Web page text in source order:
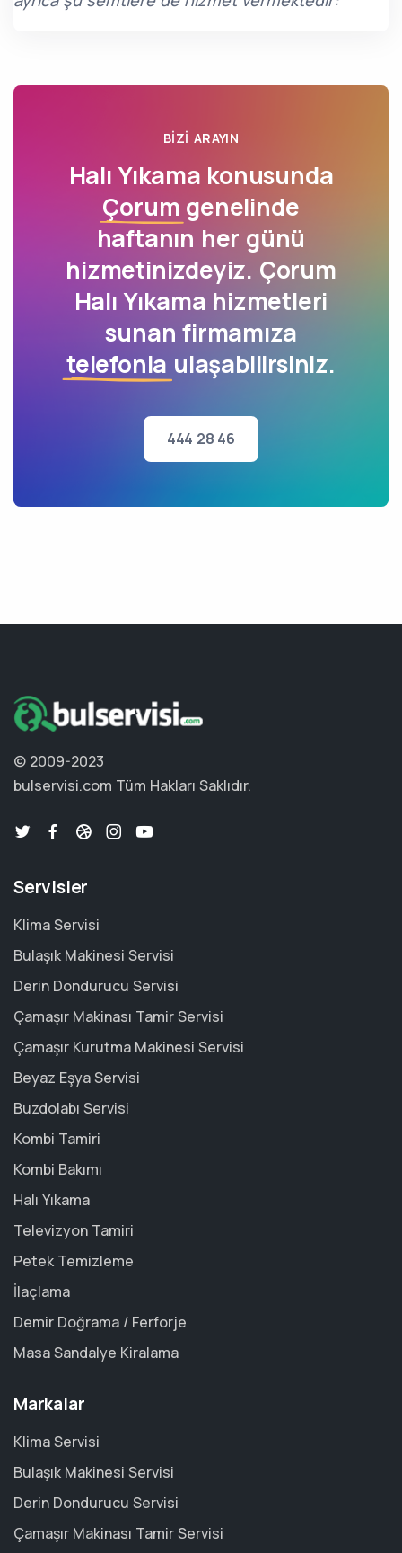
BIZI ARAYIN
Halı Yıkama konusunda
Çorum genelinde
haftanın her günü
hizmetinizdeyiz. Çorum
Halı Yıkama hizmetleri
sunan firmamıza
telefonla ulaşabilirsiniz.
444 28 46
© 2009-2023
bulservisi.com Tüm Hakları Saklıdır.
Servisler
Klima Servisi
Bulaşık Makinesi Servisi
Derin Dondurucu Servisi
Çamaşır Makinası Tamir Servisi
Çamaşır Kurutma Makinesi Servisi
Beyaz Eşya Servisi
Buzdolabı Servisi
Kombi Tamiri
Kombi Bakımı
Halı Yıkama
Televizyon Tamiri
Petek Temizleme
İlaçlama
Demir Doğrama / Ferforje
Masa Sandalye Kiralama
Markalar
Klima Servisi
Bulaşık Makinesi Servisi
Derin Dondurucu Servisi
Çamaşır Makinası Tamir Servisi